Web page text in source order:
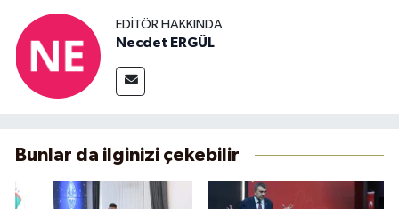
EDITÖR HAKKINDA
Necdet ERGÜL
Bunlar da ilginizi çekebilir